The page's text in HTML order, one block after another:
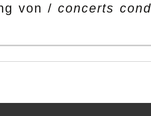
von / concerts